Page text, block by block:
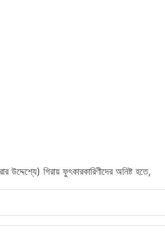
উদ্দেশ্যে) গিরায় ফুৎকারকারিণীদের অনিষ্ট হতে,